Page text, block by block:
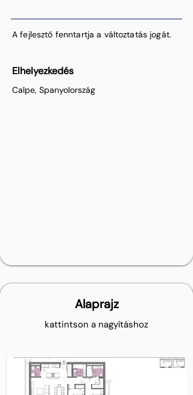
A fejlesztő fenntartja a változtatás jogát.
Elhelyezkedés
Calpe, Spanyolország
Alaprajz
kattintson a nagyításhoz